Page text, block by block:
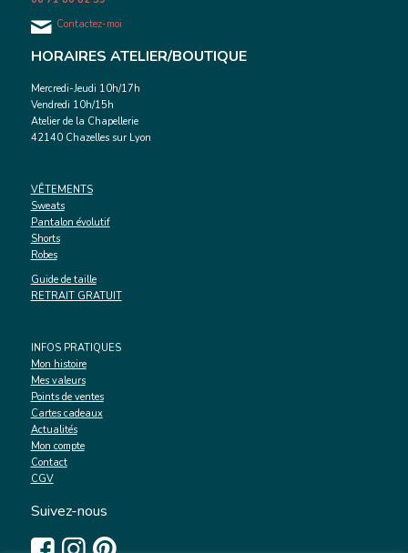
Contactez-moi
HORAIRES ATELIER/BOUTIQUE
Mercredi-Jeudi 10h/17h
Vendredi 10h/15h
Atelier de la Chapellerie
42140 Chazelles sur Lyon
VÊTEMENTS
Sweats
Pantalon évolutif
Shorts
Robes
Guide de taille
RETRAIT GRATUIT
INFOS PRATIQUES
Mon histoire
Mes valeurs
Points de ventes
Cartes cadeaux
Actualités
Mon compte
Contact
CGV
Suivez-nous